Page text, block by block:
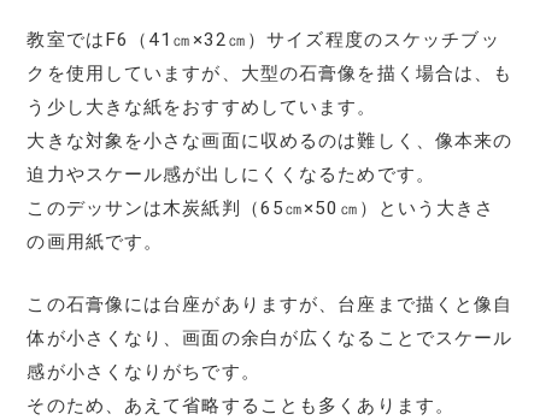
教室ではF6（41㎝×32㎝）サイズ程度のスケッチブッ
クを使用していますが、大型の石膏像を描く場合は、も
う少し大きな紙をおすすめしています。
大きな対象を小さな画面に収めるのは難しく、像本来の
迫力やスケール感が出しにくくなるためです。
このデッサンは木炭紙判（65㎝×50㎝）という大きさ
の画用紙です。
この石膏像には台座がありますが、台座まで描くと像自
体が小さくなり、画面の余白が広くなることでスケール
感が小さくなりがちです。
そのため、あえて省略することも多くあります。